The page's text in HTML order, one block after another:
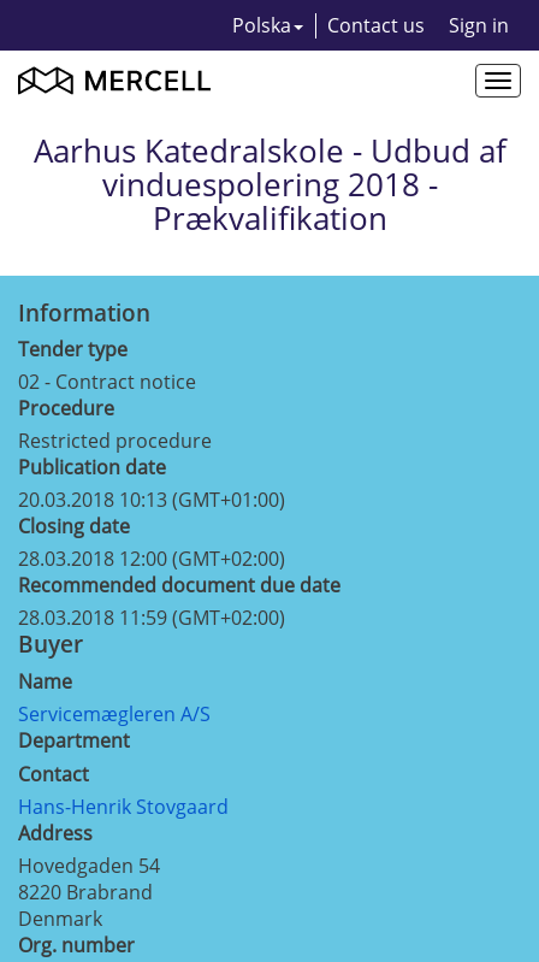
Polska Contact us Sign in
Aarhus Katedralskole - Udbud af
vinduespolering 2018 -
Prækvalifikation
Information
Tender type
02 - Contract notice
Procedure
Restricted procedure
Publication date
20.03.2018 10:13 (GMT+01:00)
Closing date
28.03.2018 12:00 (GMT+02:00)
Recommended document due date
28.03.2018 11:59 (GMT+02:00)
Buyer
Name
Servicemægleren A/S
Department
Contact
Hans-Henrik Stovgaard
Address
Hovedgaden 54
8220 Brabrand
Denmark
Org. number